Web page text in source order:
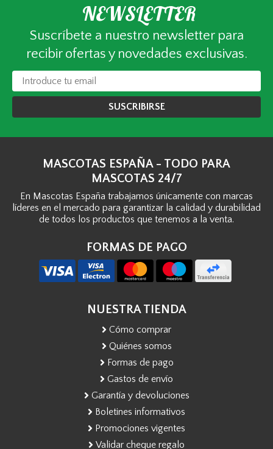
NEWSLETTER
Suscríbete a nuestro newsletter para
recibir ofertas y novedades exclusivas.
SUSCRIBIRSE
MASCOTAS ESPAÑA - TODO PARA
MASCOTAS 24/7
En Mascotas España trabajamos únicamente con marcas
líderes en el mercado para garantizar la calidad y durabilidad
de todos los productos que tenemos a la venta.
FORMAS DE PAGO
NUESTRA TIENDA
Cómo comprar
Quiénes somos
Formas de pago
Gastos de envío
Garantía y devoluciones
Boletines informativos
Promociones vigentes
Validar cheque regalo